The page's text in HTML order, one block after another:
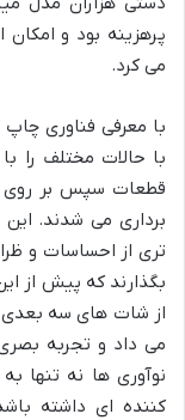
پرهزینه بود و
می کرد.
با معرفی فناوری
با حالات مختلف را
قطعات سپس بر روی
برداری می شدند.
تری از احساسات و
بگذارند که پیش از
از شات های سه
می داد و تجربه
نوآوری ها نه تنها
کننده ای داشته